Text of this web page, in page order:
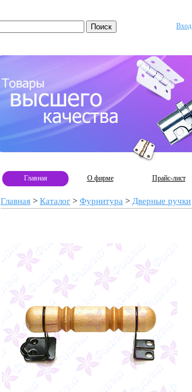
Вход
Главная О фирме Прайс-лист
Главная > Каталог > Фурнитура > Дверные ручки